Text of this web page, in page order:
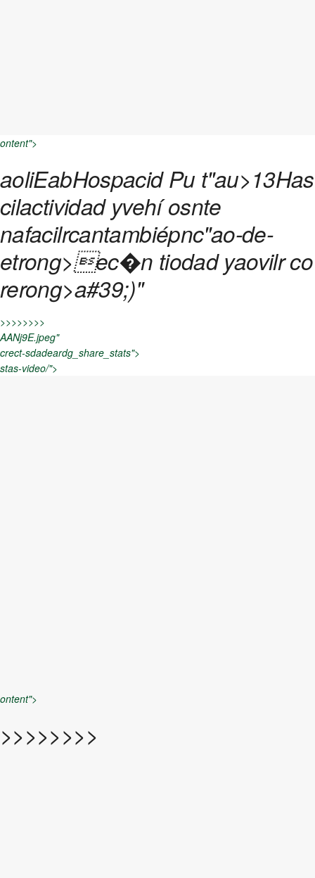
ontent">
aoliEabHospacid Pu t"au>13Has
cilactividad yvehí osnte
nafacilrcantambiépnc"ao-de-
etrong>ec�n tiodad yaovilr co
rerong>a#39;)"
>>>>>>>>
AANj9E.jpeg"
crect-sdadeardg_share_stats">
stas-video/">
ontent">
>>>>>>>>